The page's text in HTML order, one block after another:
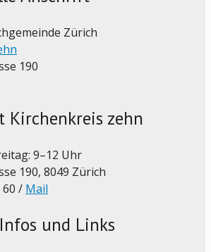
Zürich
190
Kirchenkreis zehn
9–12 Uhr
190, 8049 Zürich
60 / Mail
und Links